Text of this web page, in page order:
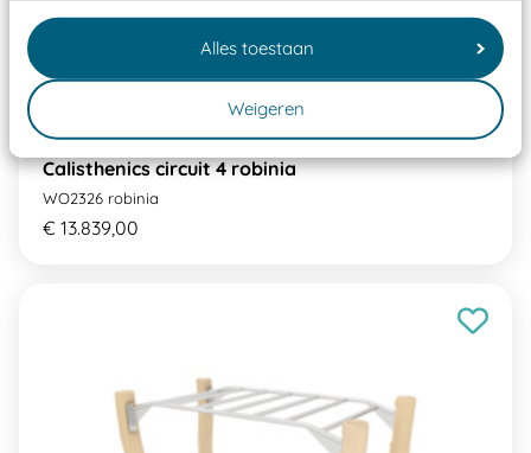
Alles toestaan
Weigeren
Calisthenics circuit 4 robinia
WO2326 robinia
€ 13.839,00